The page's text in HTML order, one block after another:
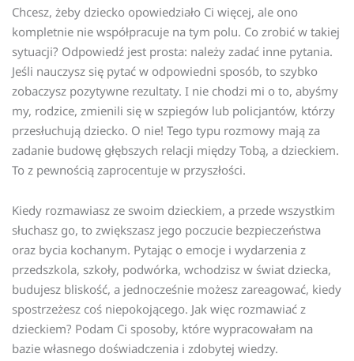
Chcesz, żeby dziecko opowiedziało Ci więcej, ale ono
kompletnie nie współpracuje na tym polu. Co zrobić w takiej
sytuacji? Odpowiedź jest prosta: należy zadać inne pytania.
Jeśli nauczysz się pytać w odpowiedni sposób, to szybko
zobaczysz pozytywne rezultaty. I nie chodzi mi o to, abyśmy
my, rodzice, zmienili się w szpiegów lub policjantów, którzy
przesłuchują dziecko. O nie! Tego typu rozmowy mają za
zadanie budowę głębszych relacji między Tobą, a dzieckiem.
To z pewnością zaprocentuje w przyszłości.
Kiedy rozmawiasz ze swoim dzieckiem, a przede wszystkim
słuchasz go, to zwiększasz jego poczucie bezpieczeństwa
oraz bycia kochanym. Pytając o emocje i wydarzenia z
przedszkola, szkoły, podwórka, wchodzisz w świat dziecka,
budujesz bliskość, a jednocześnie możesz zareagować, kiedy
spostrzeżesz coś niepokojącego. Jak więc rozmawiać z
dzieckiem? Podam Ci sposoby, które wypracowałam na
bazie własnego doświadczenia i zdobytej wiedzy.